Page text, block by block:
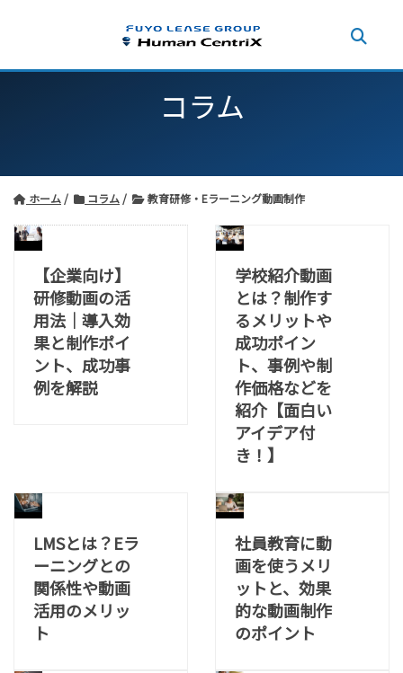
コラム
ホーム コラム 教育研修・Eラーニング動画制作
【企業向け】
研修動画の活
用法｜導入効
果と制作ポイ
ント、成功事
例を解説
学校紹介動画
とは？制作す
るメリットや
成功ポイン
ト、事例や制
作価格などを
紹介【面白い
アイデア付
き！】
LMSとは？Eラ
ーニングとの
関係性や動画
活用のメリッ
ト
社員教育に動
画を使うメリ
ットと、効果
的な動画制作
のポイント